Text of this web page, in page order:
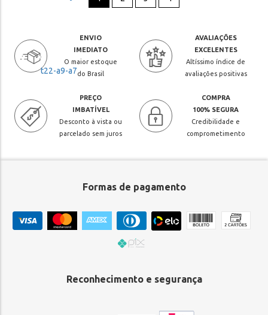
ENVIO
IMEDIATO
O maior estoque
do Brasil
AVALIAÇÕES
EXCELENTES
Altíssimo índice de
avaliações positivas
PREÇO
IMBATÍVEL
Desconto à vista ou
parcelado sem juros
COMPRA
100% SEGURA
Credibilidade e
comprometimento
Formas de pagamento
Reconhecimento e segurança